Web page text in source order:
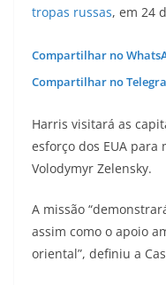
tropas russas, em 24
Compartilhar no
Compartilhar no
Harris visitará as
esforço dos EUA
Volodymyr Zelensky.
A missão
assim como o apoio
oriental”, definiu a